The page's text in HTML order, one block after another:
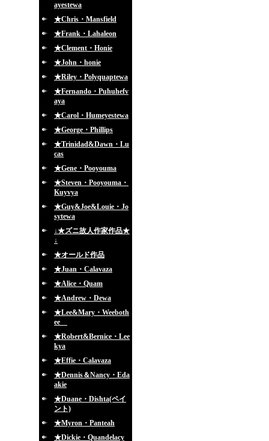
ayestewa
★Chris・Mansfield
★Frank・Lahaleon
★Clement・Honie
★John・honie
★Riley・Polyquaptewa
★Fernando・Puhuhefv
aya
★Carol・Humeyestewa
★George・Phillips
★Trinidad&Dawn・Lu
cas
★Gene・Pooyouma
★Steven・Pooyouma・
Kuyvya
★Guy&Joe&Louie・Jo
sytewa
↓★ズニ故人作家作品★
↓
★オールド作品
★Juan・Calavaza
★Alice・Quam
★Andrew・Dewa
★Lee&Mary・Weeboth
ee
★Robert&Bernice・Lee
kya
★Effie・Calavaza
★Dennis＆Nancy・Eda
akie
★Duane・Dishta(ペイ
ント)
★Myron・Panteah
★Dickie・Quandelacy